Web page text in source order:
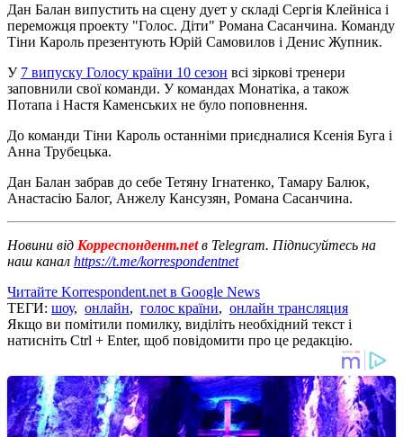
Дан Балан випустить на сцену дует у складі Сергія Клейніса і
переможця проекту "Голос. Діти" Романа Сасанчина. Команду
Тіни Кароль презентують Юрій Самовилов і Денис Жупник.
У 7 випуску Голосу країни 10 сезон всі зіркові тренери
заповнили свої команди. У командах Монатіка, а також
Потапа і Настя Каменських не було поповнення.
До команди Тіни Кароль останніми приєдналися Ксенія Буга і
Анна Трубецька.
Дан Балан забрав до себе Тетяну Ігнатенко, Тамару Балюк,
Анастасію Балог, Анжелу Кансузян, Романа Сасанчина.
Новини від Корреспондент.netв Telegram. Підписуйтесь на
наш канал https://t.me/korrespondentnet
Читайте Korrespondent.net в Google News
ТЕГИ: шоу, онлайн, голос країни, онлайн трансляция
Якщо ви помітили помилку, виділіть необхідний текст і
натисніть Ctrl + Enter, щоб повідомити про це редакцію.